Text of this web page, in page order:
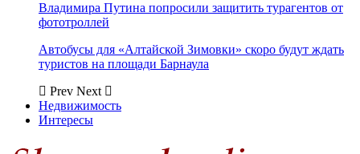
Владимира Путина попросили защитить турагентов от
фототроллей
Автобусы для «Алтайской Зимовки» скоро будут ждать
туристов на площади Барнаула
Prev Next
Недвижимость
Интересы